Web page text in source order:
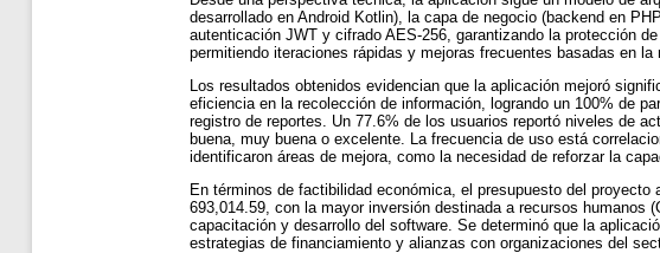
desarrollado en Android Kotlin), la capa de negocio (backend en
autenticación JWT y cifrado AES-256, garantizando la protección
permitiendo iteraciones rápidas y mejoras frecuentes basadas en
Los resultados obtenidos evidencian que la aplicación mejoró
eficiencia en la recolección de información, logrando un 100% de
registro de reportes. Un 77.6% de los usuarios reportó niveles de
buena, muy buena o excelente. La frecuencia de uso está
identificaron áreas de mejora, como la necesidad de reforzar la
En términos de factibilidad económica, el presupuesto del proyecto
693,014.59, con la mayor inversión destinada a recursos humanos
capacitación y desarrollo del software. Se determinó que la
estrategias de financiamiento y alianzas con organizaciones del